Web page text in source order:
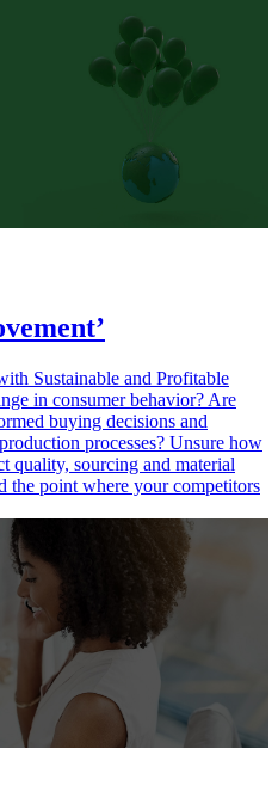
Sustainable and Profitable
in consumer behavior? Are
buying decisions and
processes? Unsure how
quality, sourcing and material
the point where your competitors